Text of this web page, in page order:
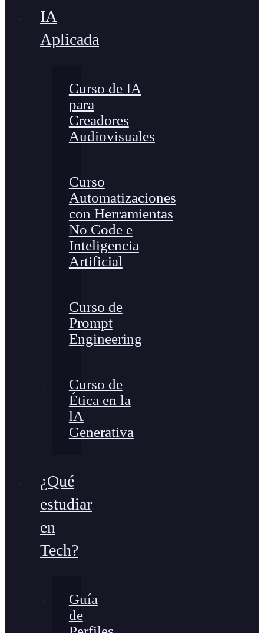
IA
Aplicada
Curso de IA
para
Creadores
Audiovisuales
Curso
Automatizaciones
con Herramientas
No Code e
Inteligencia
Artificial
Curso de
Prompt
Engineering
Curso de
Ética en la
lA
Generativa
¿Qué
estudiar
en
Tech?
Guía
de